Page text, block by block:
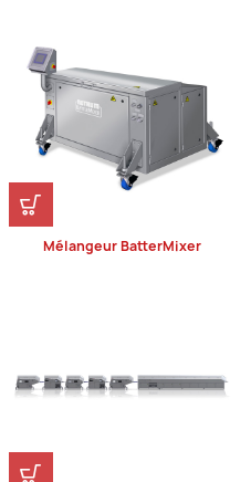
Mélangeur BatterMixer